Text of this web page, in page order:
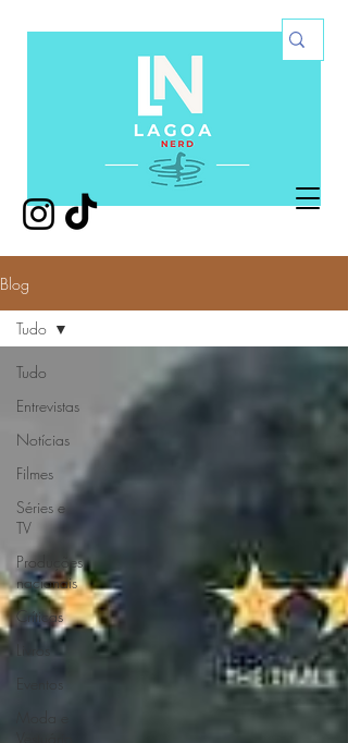
Blog
Tudo
Entrevistas
Notícias
Filmes
Séries e
TV
Produções
nacionais
Críticas
Livros
Eventos
Tudo